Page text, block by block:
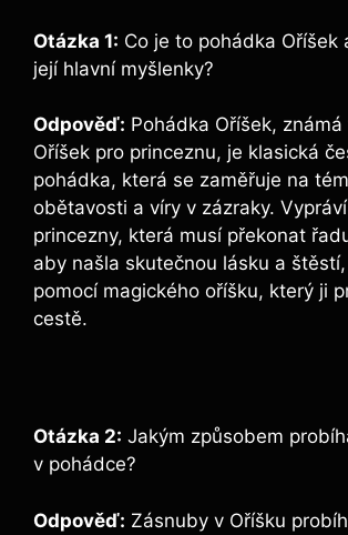
Otázka 1: Co je to pohádka Oříšek
její hlavní myšlenky?
Odpověď: Pohádka Oříšek,
Oříšek pro princeznu, je klasická
pohádka, která se zaměřuje na
obětavosti a víry v zázraky.
princezny, která musí překonat
aby našla skutečnou lásku a
pomocí magického oříšku, který ji
cestě.
Otázka 2: Jakým způsobem
v pohádce?
Odpověď: Zásnuby v Oříšku